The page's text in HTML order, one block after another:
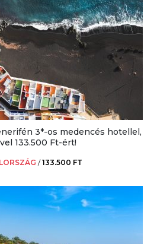
3*-os medencés hotellel,
133.500 Ft-ért!
/133.500 FT